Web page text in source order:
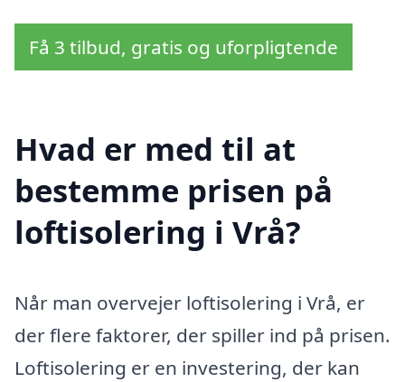
Få 3 tilbud, gratis og uforpligtende
Hvad er med til at
bestemme prisen på
loftisolering i Vrå?
Når man overvejer loftisolering i Vrå, er
der flere faktorer, der spiller ind på prisen.
Loftisolering er en investering, der kan